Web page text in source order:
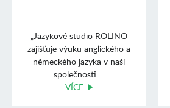
„Jazykové studio ROLINO
zajišťuje výuku anglického a
německého jazyka v naší
společnosti ...
VÍCE